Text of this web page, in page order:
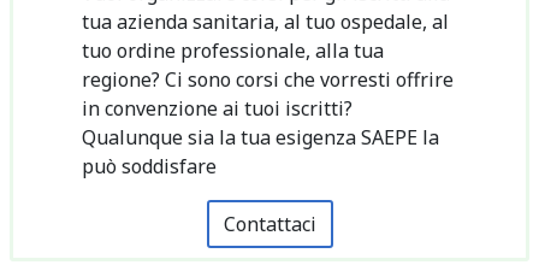
tua azienda sanitaria, al tuo ospedale, al
tuo ordine professionale, alla tua
regione? Ci sono corsi che vorresti offrire
in convenzione ai tuoi iscritti?
Qualunque sia la tua esigenza SAEPE la
può soddisfare
Contattaci